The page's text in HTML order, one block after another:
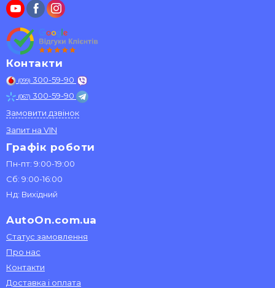
Контакти
(099) 300-59-90
(067) 300-59-90
Замовити дзвінок
Запит на VIN
Графік роботи
Пн-пт: 9:00-19:00
Сб: 9:00-16:00
Нд: Вихідний
AutoOn.com.ua
Статус замовлення
Про нас
Контакти
Доставка і оплата